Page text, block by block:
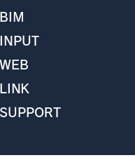
BIM
INPUT
WEB
LINK
SUPPORT